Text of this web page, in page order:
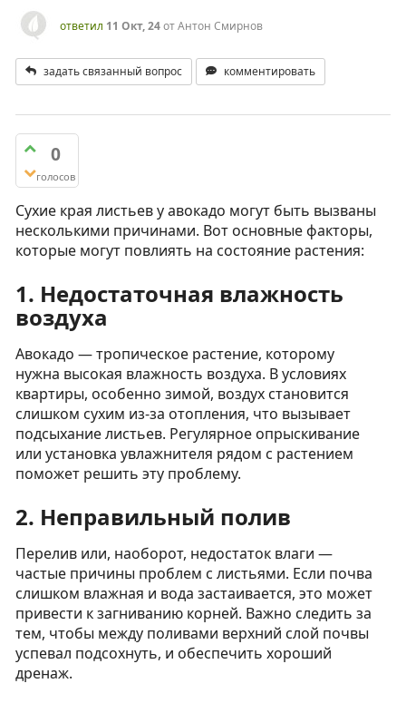
ответил 11 Окт, 24отАнтон Смирнов
задать связанный вопрос комментировать
0
голосов
Сухие края листьев у авокадо могут быть вызваны
несколькими причинами. Вот основные факторы,
которые могут повлиять на состояние растения:
1. Недостаточная влажность
воздуха
Авокадо — тропическое растение, которому
нужна высокая влажность воздуха. В условиях
квартиры, особенно зимой, воздух становится
слишком сухим из-за отопления, что вызывает
подсыхание листьев. Регулярное опрыскивание
или установка увлажнителя рядом с растением
поможет решить эту проблему.
2. Неправильный полив
Перелив или, наоборот, недостаток влаги —
частые причины проблем с листьями. Если почва
слишком влажная и вода застаивается, это может
привести к загниванию корней. Важно следить за
тем, чтобы между поливами верхний слой почвы
успевал подсохнуть, и обеспечить хороший
дренаж.